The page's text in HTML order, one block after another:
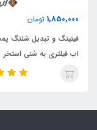
1,850,000 تومان
فیتینگ و تبدیل شلنگ
اب فیلتری به شنی استخر